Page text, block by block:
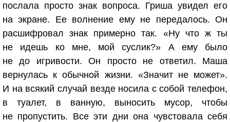
послала просто знак вопроса. Гриша увидел его
на экране. Ее волнение ему не передалось. Он
расшифровал знак примерно так. «Ну что ж ты
не идешь ко мне, мой суслик?» А ему было
не до игривости. Он просто не ответил. Маша
вернулась к обычной жизни. «Значит не может».
И на всякий случай везде носила с собой телефон,
в туалет, в ванную, выносить мусор, чтобы
не пропустить. Все эти дни она чувстовала себя